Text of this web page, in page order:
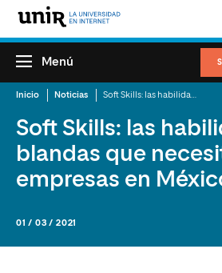
Menú
Inicio Noticias
Soft Skills: las
blandas que
empresas en
01 / 03 / 2021